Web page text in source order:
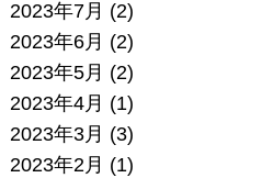
2023年7月 (2)
2023年6月 (2)
2023年5月 (2)
2023年4月 (1)
2023年3月 (3)
2023年2月 (1)